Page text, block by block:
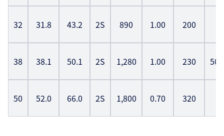
32 31.8 43.2 2S 890 1.00 200
38 38.1 50.1 2S 1,280 1.00 230
50 52.0 66.0 2S 1,800 0.70 320